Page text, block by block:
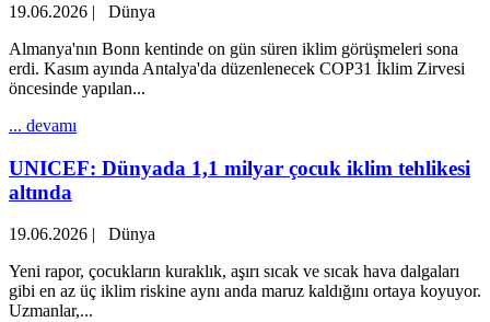
19.06.2026 |
Dünya
Almanya'nın Bonn kentinde on gün süren iklim görüşmeleri sona
erdi. Kasım ayında Antalya'da düzenlenecek COP31 İklim Zirvesi
öncesinde yapılan...
... devamı
UNICEF: Dünyada 1,1 milyar çocuk iklim tehlikesi
altında
19.06.2026 |
Dünya
Yeni rapor, çocukların kuraklık, aşırı sıcak ve sıcak hava dalgaları
gibi en az üç iklim riskine aynı anda maruz kaldığını ortaya koyuyor.
Uzmanlar,...